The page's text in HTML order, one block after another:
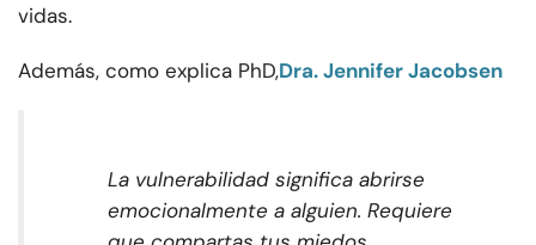
vidas.
Además, como explica PhD,Dra. Jennifer Jacobsen
La vulnerabilidad significa abrirse
emocionalmente a alguien. Requiere